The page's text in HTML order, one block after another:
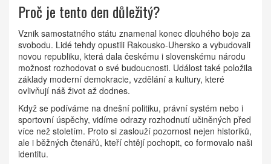
Proč je tento den důležitý?
Vznik samostatného státu znamenal konec dlouhého boje za
svobodu. Lidé tehdy opustili Rakousko‑Uhersko a vybudovali
novou republiku, která dala českému i slovenskému národu
možnost rozhodovat o své budoucnosti. Událost také položila
základy moderní demokracie, vzdělání a kultury, které
ovlivňují náš život až dodnes.
Když se podíváme na dnešní politiku, právní systém nebo i
sportovní úspěchy, vidíme odrazy rozhodnutí učiněných před
více než stoletím. Proto si zaslouží pozornost nejen historiků,
ale i běžných čtenářů, kteří chtějí pochopit, co formovalo naši
identitu.